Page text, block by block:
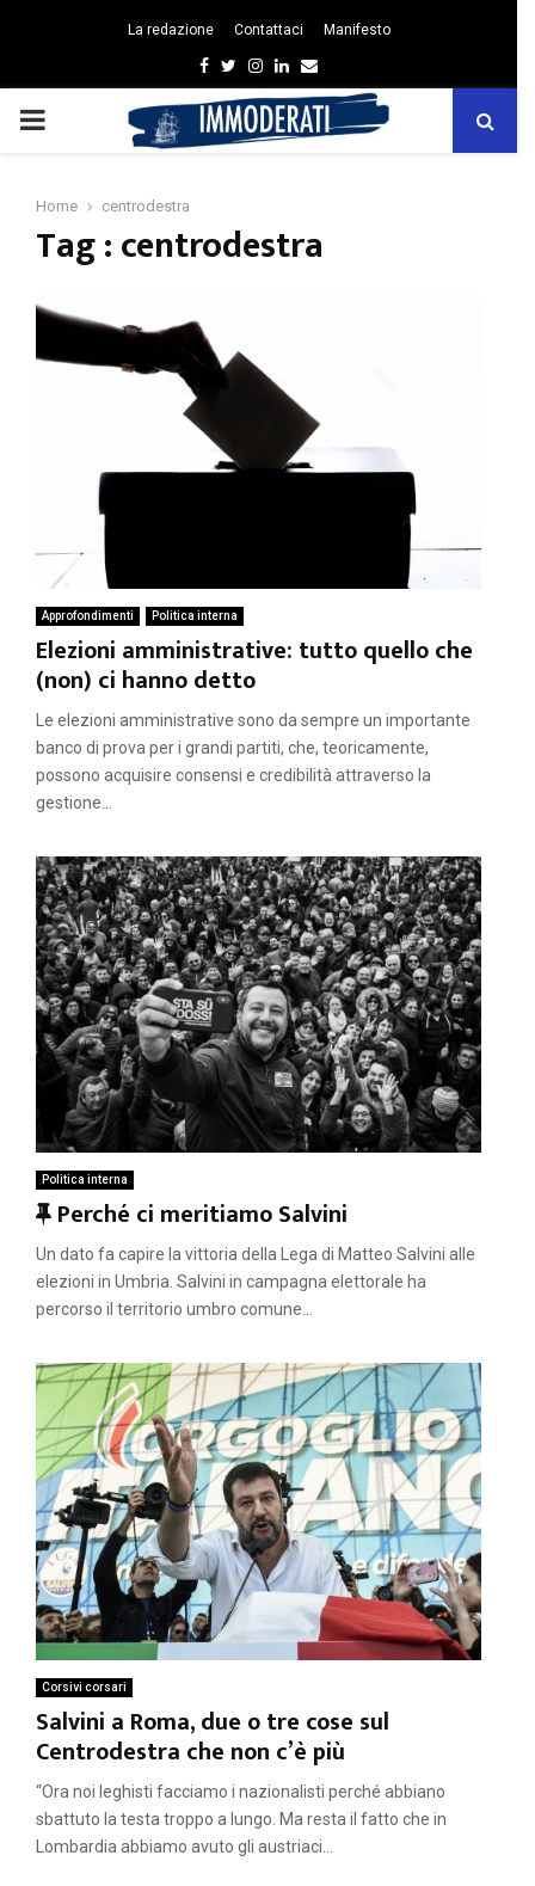
La redazione Contattaci Manifesto
Facebook
Twitter
Instagram
Linkedin
Email
PRIMARY
Home centrodestra
Tag : centrodestra
Approfondimenti Politica interna
Elezioni amministrative: tutto quello che
(non) ci hanno detto
Le elezioni amministrative sono da sempre un importante
banco di prova per i grandi partiti, che, teoricamente,
possono acquisire consensi e credibilità attraverso la
gestione...
Politica interna
F
e
a
t
r
e
d
Perché ci meritiamo Salvini
Un dato fa capire la vittoria della Lega di Matteo Salvini alle
elezioni in Umbria. Salvini in campagna elettorale ha
percorso il territorio umbro comune...
Corsivi corsari
Salvini a Roma, due o tre cose sul
Centrodestra che non c’è più
“Ora noi leghisti facciamo i nazionalisti perché abbiano
sbattuto la testa troppo a lungo. Ma resta il fatto che in
Lombardia abbiamo avuto gli austriaci...